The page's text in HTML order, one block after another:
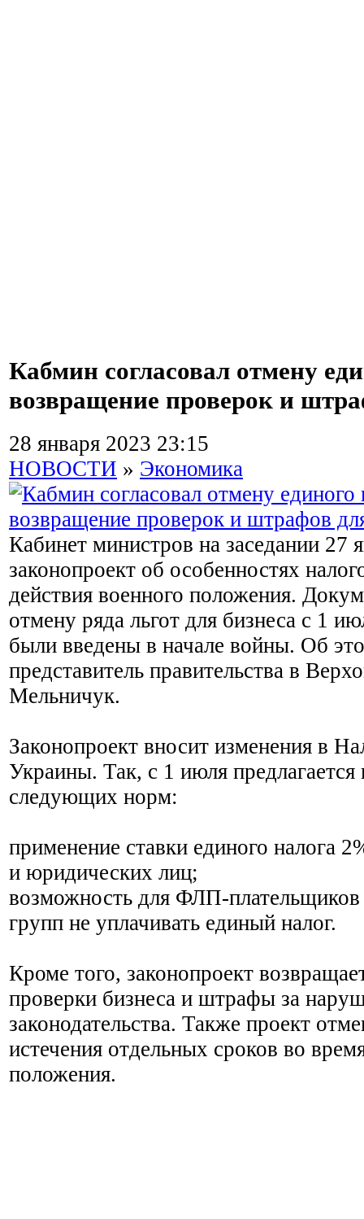
Кабмин согласовал отмену
возвращение проверок и
28 января 2023 23:15
НОВОСТИ » Экономика
Кабинет министров на заседании 27
законопроект об особенностях
действия военного положения.
отмену ряда льгот для бизнеса с 1
были введены в начале войны. Об
представитель правительства в
Мельничук.
Законопроект вносит изменения в
Украины. Так, с 1 июля предлагается
следующих норм:
применение ставки единого налога
и юридических лиц;
возможность для ФЛП-плательщиков
групп не уплачивать единый налог.
Кроме того, законопроект
проверки бизнеса и штрафы за
законодательства. Также проект
истечения отдельных сроков во
положения.